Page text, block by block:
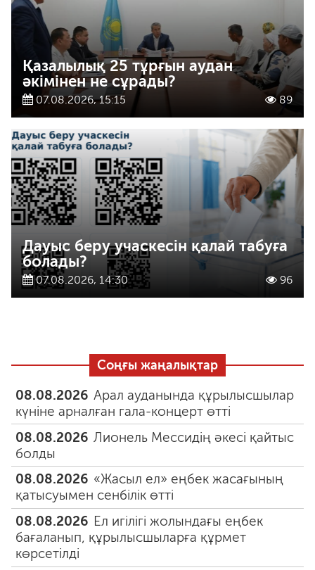
Қазалылық 25 тұрғын аудан
әкімінен не сұрады?
07.08.2026, 15:15 89
Дауыс беру учаскесін қалай табуға
болады?
07.08.2026, 14:30 96
Соңғы жаңалықтар
08.08.2026 Арал ауданында құрылысшылар
күніне арналған гала-концерт өтті
08.08.2026 Лионель Мессидің әкесі қайтыс
болды
08.08.2026 «Жасыл ел» еңбек жасағының
қатысуымен сенбілік өтті
08.08.2026 Ел игілігі жолындағы еңбек
бағаланып, құрылысшыларға құрмет
көрсетілді